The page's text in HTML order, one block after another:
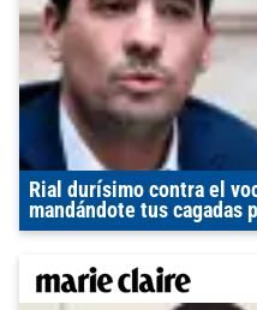
Rial durísimo contra el
mandándote tus cagadas